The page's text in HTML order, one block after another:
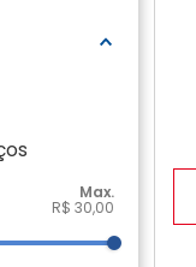
R$ 30,00